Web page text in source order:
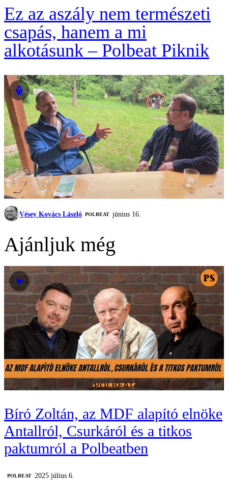
Ez az aszály nem természeti
csapás, hanem a mi
alkotásunk – Polbeat Piknik
Vésey Kovács László ‎POLBEAT június 16.
Ajánljuk még
Bíró Zoltán, az MDF alapító elnöke
Antallról, Csurkáról és a titkos
paktumról a Polbeatben
‎POLBEAT 2025 július 6.